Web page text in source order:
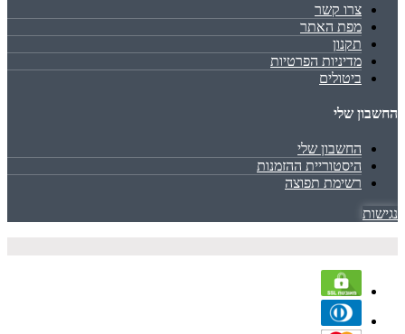
צרו קשר
מפת האתר
תקנון
מדיניות הפרטיות
ביטולים
החשבון שלי
החשבון שלי
היסטוריית ההזמנות
רשימת תפוצה
נגישות